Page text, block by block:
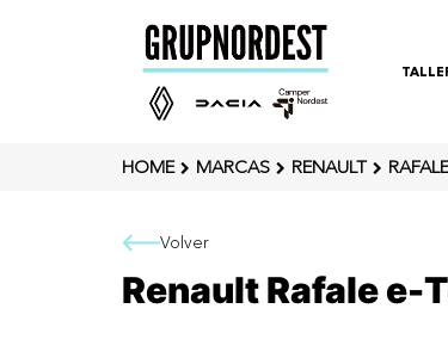
HOME MARCAS RENAULT RAFALE
Volver
Renault Rafale e-